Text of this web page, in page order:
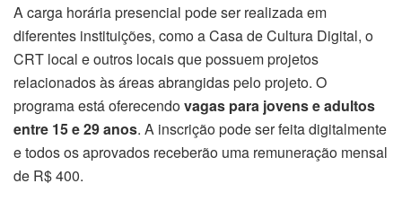
A carga horária presencial pode ser realizada em
diferentes instituições, como a Casa de Cultura Digital, o
CRT local e outros locais que possuem projetos
relacionados às áreas abrangidas pelo projeto. O
programa está oferecendovagas para jovens e adultos
entre 15 e 29 anos. A inscrição pode ser feita digitalmente
e todos os aprovados receberão uma remuneração mensal
de R$ 400.